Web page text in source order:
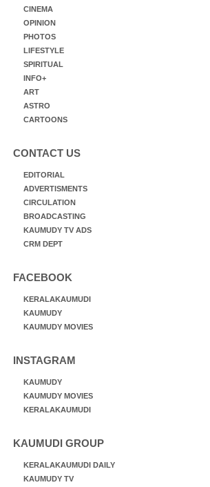
CINEMA
OPINION
PHOTOS
LIFESTYLE
SPIRITUAL
INFO+
ART
ASTRO
CARTOONS
CONTACT US
EDITORIAL
ADVERTISMENTS
CIRCULATION
BROADCASTING
KAUMUDY TV ADS
CRM DEPT
FACEBOOK
KERALAKAUMUDI
KAUMUDY
KAUMUDY MOVIES
INSTAGRAM
KAUMUDY
KAUMUDY MOVIES
KERALAKAUMUDI
KAUMUDI GROUP
KERALAKAUMUDI DAILY
KAUMUDY TV